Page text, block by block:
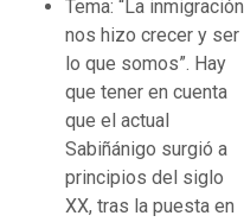
Tema: “La inmigración
nos hizo crecer y ser
lo que somos”. Hay
que tener en cuenta
que el actual
Sabiñánigo surgió a
principios del siglo
XX, tras la puesta en